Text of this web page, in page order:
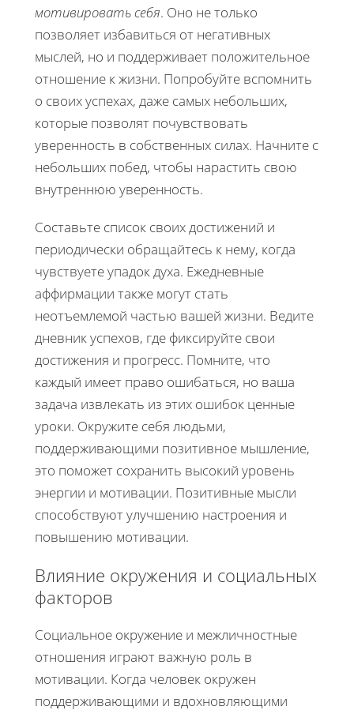
мотивировать себя. Оно не только
позволяет избавиться от негативных
мыслей, но и поддерживает положительное
отношение к жизни. Попробуйте вспомнить
о своих успехах, даже самых небольших,
которые позволят почувствовать
уверенность в собственных силах. Начните с
небольших побед, чтобы нарастить свою
внутреннюю уверенность.
Составьте список своих достижений и
периодически обращайтесь к нему, когда
чувствуете упадок духа. Ежедневные
аффирмации также могут стать
неотъемлемой частью вашей жизни. Ведите
дневник успехов, где фиксируйте свои
достижения и прогресс. Помните, что
каждый имеет право ошибаться, но ваша
задача извлекать из этих ошибок ценные
уроки. Окружите себя людьми,
поддерживающими позитивное мышление,
это поможет сохранить высокий уровень
энергии и мотивации. Позитивные мысли
способствуют улучшению настроения и
повышению мотивации.
Влияние окружения и социальных
факторов
Социальное окружение и межличностные
отношения играют важную роль в
мотивации. Когда человек окружен
поддерживающими и вдохновляющими